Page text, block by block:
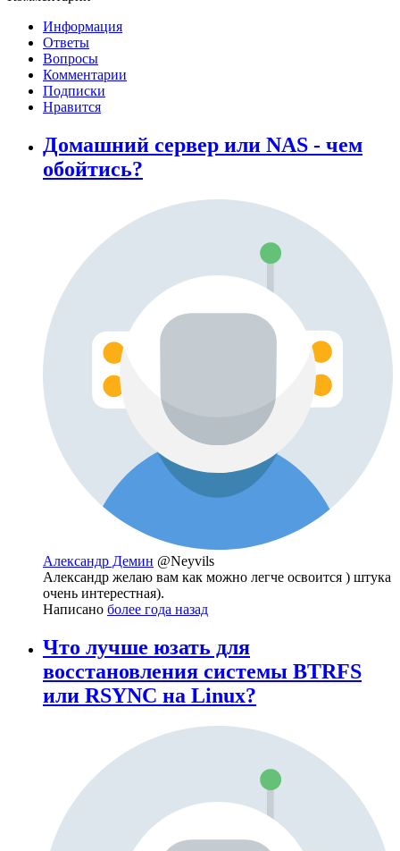
Информация
Ответы
Вопросы
Комментарии
Подписки
Нравится
Домашний сервер или NAS - чем
обойтись?
Александр Демин @Neyvils
Александр желаю вам как можно легче освоится ) штука
очень интерестная).
Написано более года назад
Что лучше юзать для
восстановления системы BTRFS
или RSYNC на Linux?